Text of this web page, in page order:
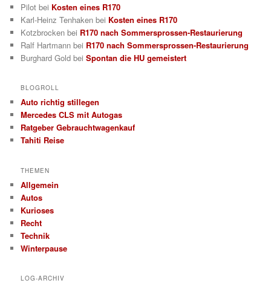
Pilot bei Kosten eines R170
Karl-Heinz Tenhaken bei Kosten eines R170
Kotzbrocken bei R170 nach Sommersprossen-Restaurierung
Ralf Hartmann bei R170 nach Sommersprossen-Restaurierung
Burghard Gold beiSpontan die HU gemeistert
BLOGROLL
Auto richtig stillegen
Mercedes CLS mit Autogas
Ratgeber Gebrauchtwagenkauf
Tahiti Reise
THEMEN
Allgemein
Autos
Kurioses
Recht
Technik
Winterpause
LOG-ARCHIV